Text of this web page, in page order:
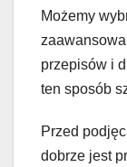
Możemy
przepisów i
ten sposób
Przed
dobrze jest